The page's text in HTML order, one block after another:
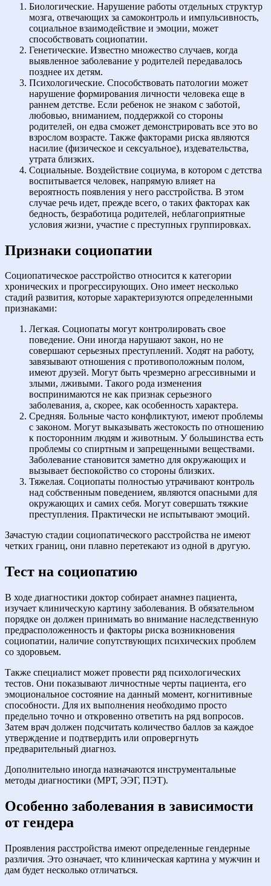
Биологические. Нарушение работы отдельных структур
мозга, отвечающих за самоконтроль и импульсивность,
социальное взаимодействие и эмоции, может
способствовать социопатии.
Генетические. Известно множество случаев, когда
выявленное заболевание у родителей передавалось
позднее их детям.
Психологические. Способствовать патологии может
нарушение формирования личности человека еще в
раннем детстве. Если ребенок не знаком с заботой,
любовью, вниманием, поддержкой со стороны
родителей, он едва сможет демонстрировать все это во
взрослом возрасте. Также факторами риска являются
насилие (физическое и сексуальное), издевательства,
утрата близких.
Социальные. Воздействие социума, в котором с детства
воспитывается человек, напрямую влияет на
вероятность появления у него расстройства. В этом
случае речь идет, прежде всего, о таких факторах как
бедность, безработица родителей, неблагоприятные
условия жизни, участие с преступных группировках.
Признаки социопатии
Социопатическое расстройство относится к категории
хронических и прогрессирующих. Оно имеет несколько
стадий развития, которые характеризуются определенными
признаками:
Легкая. Социопаты могут контролировать свое
поведение. Они иногда нарушают закон, но не
совершают серьезных преступлений. Ходят на работу,
завязывают отношения с противоположным полом,
имеют друзей. Могут быть чрезмерно агрессивными и
злыми, лживыми. Такого рода изменения
воспринимаются не как признак серьезного
заболевания, а, скорее, как особенность характера.
Средняя. Больные часто конфликтуют, имеют проблемы
с законом. Могут выказывать жестокость по отношению
к посторонним людям и животным. У большинства есть
проблемы со спиртным и запрещенными веществами.
Заболевание становится заметно для окружающих и
вызывает беспокойство со стороны близких.
Тяжелая. Социопаты полностью утрачивают контроль
над собственным поведением, являются опасными для
окружающих и самих себя. Могут совершать тяжкие
преступления. Практически не испытывают эмоций.
Зачастую стадии социопатического расстройства не имеют
четких границ, они плавно перетекают из одной в другую.
Тест на социопатию
В ходе диагностики доктор собирает анамнез пациента,
изучает клиническую картину заболевания. В обязательном
порядке он должен принимать во внимание наследственную
предрасположенность и факторы риска возникновения
социопатии, наличие сопутствующих психических проблем
со здоровьем.
Также специалист может провести ряд психологических
тестов. Они показывают личностные черты пациента, его
эмоциональное состояние на данный момент, когнитивные
способности. Для их выполнения необходимо просто
предельно точно и откровенно ответить на ряд вопросов.
Затем врач должен подсчитать количество баллов за каждое
утверждение и подтвердить или опровергнуть
предварительный диагноз.
Дополнительно иногда назначаются инструментальные
методы диагностики (МРТ, ЭЭГ, ПЭТ).
Особенно заболевания в зависимости
от гендера
Проявления расстройства имеют определенные гендерные
различия. Это означает, что клиническая картина у мужчин и
дам будет несколько отличаться.